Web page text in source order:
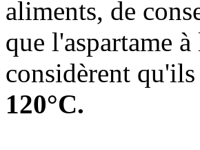
aliments, de
que l'aspartame
considèrent
120°C.